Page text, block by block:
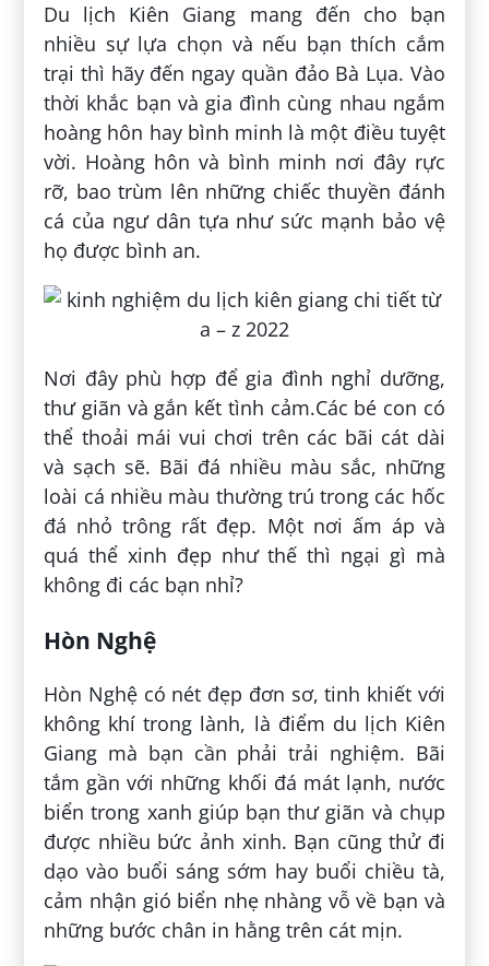
Du lịch Kiên Giang mang đến cho bạn
nhiều sự lựa chọn và nếu bạn thích cắm
trại thì hãy đến ngay quần đảo Bà Lụa. Vào
thời khắc bạn và gia đình cùng nhau ngắm
hoàng hôn hay bình minh là một điều tuyệt
vời. Hoàng hôn và bình minh nơi đây rực
rỡ, bao trùm lên những chiếc thuyền đánh
cá của ngư dân tựa như sức mạnh bảo vệ
họ được bình an.
Nơi đây phù hợp để gia đình nghỉ dưỡng,
thư giãn và gắn kết tình cảm.Các bé con có
thể thoải mái vui chơi trên các bãi cát dài
và sạch sẽ. Bãi đá nhiều màu sắc, những
loài cá nhiều màu thường trú trong các hốc
đá nhỏ trông rất đẹp. Một nơi ấm áp và
quá thể xinh đẹp như thế thì ngại gì mà
không đi các bạn nhỉ?
Hòn Nghệ
Hòn Nghệ có nét đẹp đơn sơ, tinh khiết với
không khí trong lành, là điểm du lịch Kiên
Giang mà bạn cần phải trải nghiệm. Bãi
tắm gần với những khối đá mát lạnh, nước
biển trong xanh giúp bạn thư giãn và chụp
được nhiều bức ảnh xinh. Bạn cũng thử đi
dạo vào buổi sáng sớm hay buổi chiều tà,
cảm nhận gió biển nhẹ nhàng vỗ về bạn và
những bước chân in hằng trên cát mịn.